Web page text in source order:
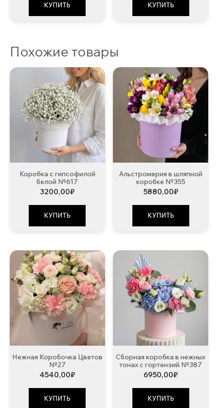
КУПИТЬ КУПИТЬ
Похожие товары
Коробка с гипсофилой
белой №617
3200,00₽
КУПИТЬ
Альстромерия в шляпной
коробке №355
5880,00₽
КУПИТЬ
Нежная Коробочка Цветов
№27
4540,00₽
КУПИТЬ
Сборная коробка в нежных
тонах с гортензий №387
6950,00₽
КУПИТЬ